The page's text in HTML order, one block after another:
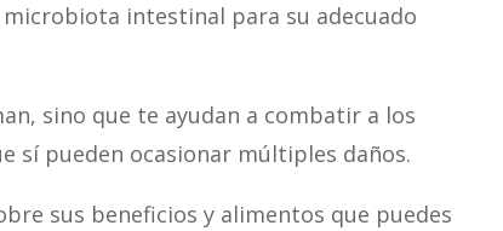
intestinal para su adecuado
sino que te ayudan a combatir a los
sí pueden ocasionar múltiples daños.
sus beneficios y alimentos que puedes